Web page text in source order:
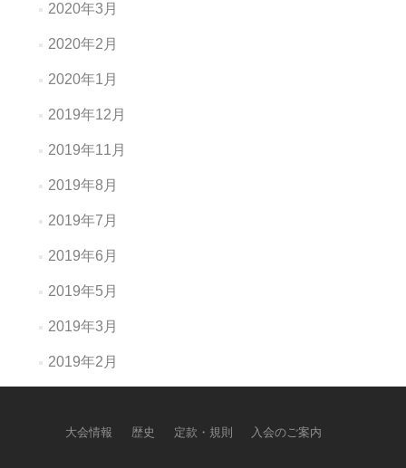
2020年3月
2020年2月
2020年1月
2019年12月
2019年11月
2019年8月
2019年7月
2019年6月
2019年5月
2019年3月
2019年2月
大会情報 歴史 定款・規則 入会のご案内